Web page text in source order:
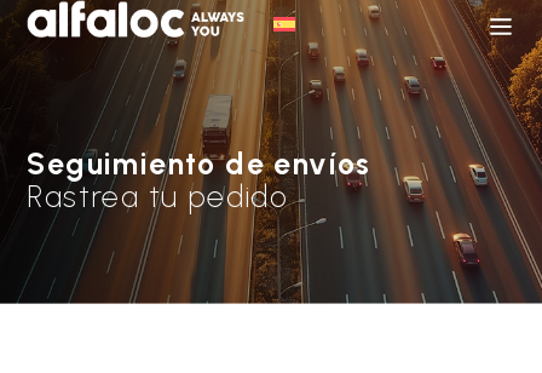
Seguimiento de envíos
Rastrea tu pedido